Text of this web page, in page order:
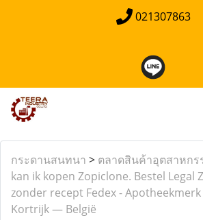
021307863
กระดานสนทนา > ตลาดสินค้าอุตสาหกร
kan ik kopen Zopiclone. Bestel Legal
zonder recept Fedex -
Kortrijk — België